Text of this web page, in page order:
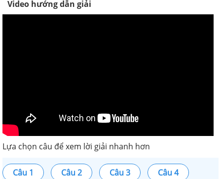
Video hướng dẫn giải
Lựa chọn câu để xem lời giải nhanh hơn
Câu 1 Câu 2 Câu 3 Câu 4